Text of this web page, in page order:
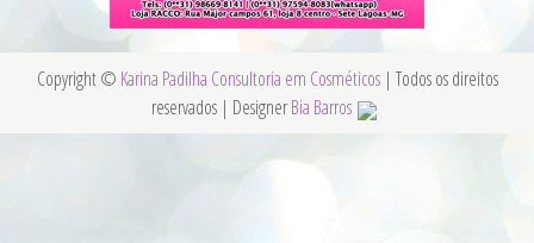
Copyright © Karina Padilha Consultoria em Cosméticos | Todos os direitos
reservados | DesignerBia Barros